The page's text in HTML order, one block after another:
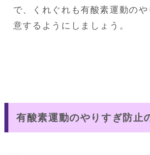
で、くれぐれも有酸素運動の
意するようにしましょう。
有酸素運動のやりすぎ防止